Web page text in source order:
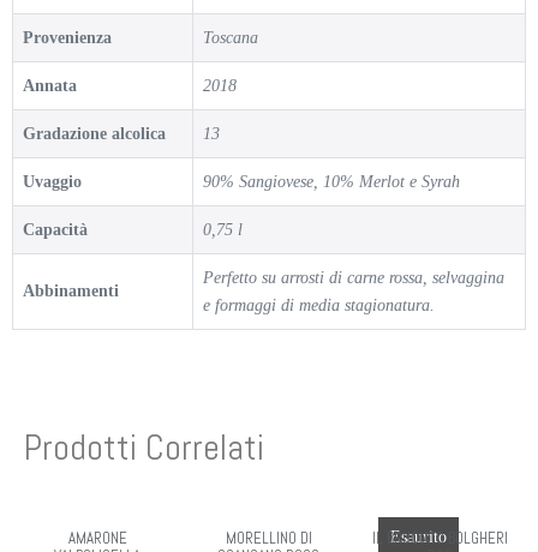
Provenienza Toscana
Annata 2018
Gradazione alcolica 13
Uvaggio 90% Sangiovese, 10% Merlot e Syrah
Capacità 0,75 l
Abbinamenti
Perfetto su arrosti di carne rossa, selvaggina
e formaggi di media stagionatura.
Prodotti Correlati
AMARONE
MORELLINO DI
Esaurito
IL BRUCIATO BOLGHERI